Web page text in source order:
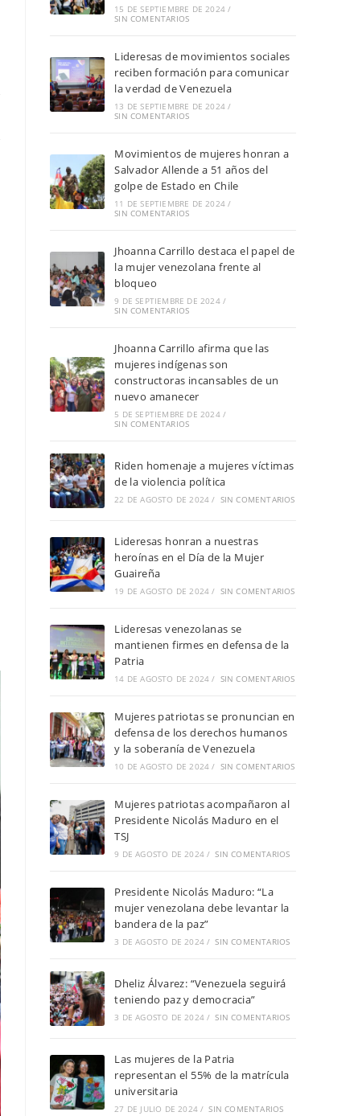
15 DE SEPTIEMBRE DE 2024 /
SIN COMENTARIOS
Lideresas de movimientos sociales
reciben formación para comunicar
la verdad de Venezuela
13 DE SEPTIEMBRE DE 2024 /
SIN COMENTARIOS
Movimientos de mujeres honran a
Salvador Allende a 51 años del
golpe de Estado en Chile
11 DE SEPTIEMBRE DE 2024 /
SIN COMENTARIOS
Jhoanna Carrillo destaca el papel de
la mujer venezolana frente al
bloqueo
9 DE SEPTIEMBRE DE 2024 /
SIN COMENTARIOS
Jhoanna Carrillo afirma que las
mujeres indígenas son
constructoras incansables de un
nuevo amanecer
5 DE SEPTIEMBRE DE 2024 /
SIN COMENTARIOS
Riden homenaje a mujeres víctimas
de la violencia política
22 DE AGOSTO DE 2024 / SIN COMENTARIOS
Lideresas honran a nuestras
heroínas en el Día de la Mujer
Guaireña
19 DE AGOSTO DE 2024 / SIN COMENTARIOS
Lideresas venezolanas se
mantienen firmes en defensa de la
Patria
14 DE AGOSTO DE 2024 / SIN COMENTARIOS
Mujeres patriotas se pronuncian en
defensa de los derechos humanos
y la soberanía de Venezuela
10 DE AGOSTO DE 2024 / SIN COMENTARIOS
Mujeres patriotas acompañaron al
Presidente Nicolás Maduro en el
TSJ
9 DE AGOSTO DE 2024 / SIN COMENTARIOS
Presidente Nicolás Maduro: “La
mujer venezolana debe levantar la
bandera de la paz”
3 DE AGOSTO DE 2024 / SIN COMENTARIOS
Dheliz Álvarez: “Venezuela seguirá
teniendo paz y democracia”
3 DE AGOSTO DE 2024 / SIN COMENTARIOS
Las mujeres de la Patria
representan el 55% de la matrícula
universitaria
27 DE JULIO DE 2024 / SIN COMENTARIOS